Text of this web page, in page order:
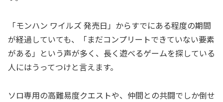
「モンハン ワイルズ 発売日」からすでにある程度の期間
が経過していても、「まだコンプリートできていない要素
がある」という声が多く、長く遊べるゲームを探している
人にはうってつけと言えます。
ソロ専用の高難易度クエストや、仲間との共闘でしか倒せ